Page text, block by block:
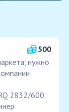
500
нужно
2832/600